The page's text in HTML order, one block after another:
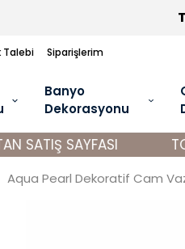
Talebi Siparişlerim
Banyo
Dekorasyonu
SATIŞ SAYFASI
Aqua Pearl Dekoratif Cam